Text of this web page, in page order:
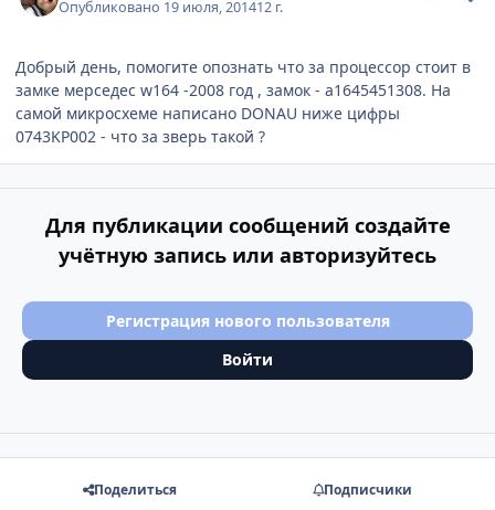
Опубликовано 19 июля, 201412 г.
Добрый день, помогите опознать что за процессор стоит в
замке мерседес w164 -2008 год , замок - a1645451308. На
самой микросхеме написано DONAU ниже цифры
0743KP002 - что за зверь такой ?
Для публикации сообщений создайте
учётную запись или авторизуйтесь
Регистрация нового пользователя
Войти
Поделиться Подписчики